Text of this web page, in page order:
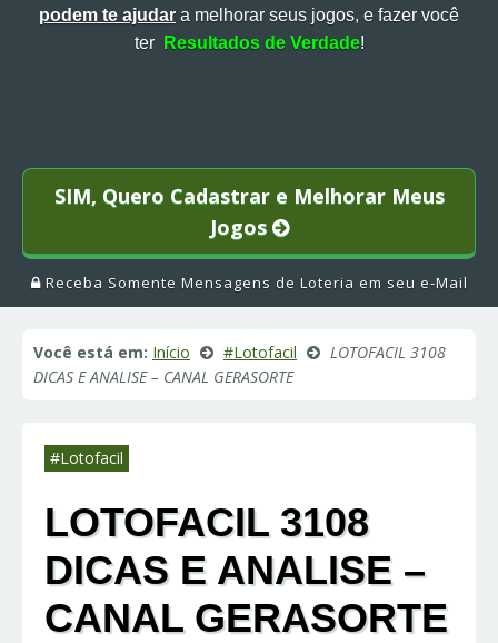
podem te ajudar a melhorar seus jogos, e fazer você
ter
Resultados de Verdade!
SIM, Quero Cadastrar e Melhorar Meus
Jogos
Receba Somente Mensagens de Loteria em seu e-Mail
Você está em: Início #Lotofacil
LOTOFACIL 3108
DICAS E ANALISE – CANAL GERASORTE
#Lotofacil
LOTOFACIL 3108
DICAS E ANALISE –
CANAL GERASORTE